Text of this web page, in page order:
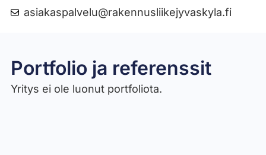
asiakaspalvelu@rakennusliikejyvaskyla.fi
Portfolio ja referenssit
Yritys ei ole luonut portfoliota.